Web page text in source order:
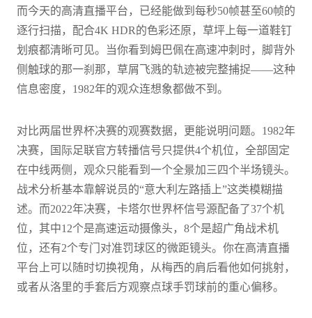
而今天的高清直播平台，已经能做到每秒50帧甚至60帧的
逐行扫描，配合4K HDR的色彩还原，草坪上每一道鞋钉
划痕都清晰可见。当你看到姆巴佩在高速冲刺时，脚背外
侧触球的那一刹那，草屑飞溅的轨迹被完整捕捉——这种
信息密度，1982年的观众连想象都做不到。
对比两届世界杯决赛的观赛数据，更能说明问题。1982年
决赛，国际足联官方转播信号只提供4个机位，全部固定
在中线两侧，观众只能看到一个全景加三四个半场镜头。
战术分析基本靠解说员的“意大利左路插上”这类模糊描
述。而2022年决赛，卡塔尔世界杯信号源配备了37个机
位，其中12个是高速运动摄像头，8个是超广角战术机
位，还有2个专门对准罚球区的微距镜头。你在高清直播
平台上可以随时切换视角，从梅西的肩后看他如何挑射，
或者从洛里的手套后方观察点球手罚球前的重心偏移。